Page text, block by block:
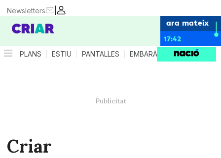
|
Newsletters
ara mateix
17:42
PLANS ESTIU PANTALLES EMBARÀS CRIANÇA
Criar